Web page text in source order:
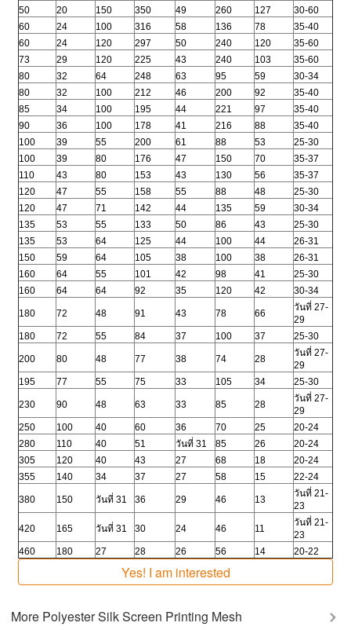
50
20 150 350 49 260 127
30-60
60
24 100 316 58 136 78
35-40
60
24 120 297 50 240 120
35-60
73
29 120 225 43 240 103
35-60
80
32 64 248 63 95 59
30-34
80
32 100 212 46 200 92
35-40
85
34 100 195 44 221 97
35-40
90
36 100 178 41 216 88
35-40
100
39 55 200 61 88 53
25-30
100
39 80 176 47 150 70
35-37
110
43 80 153 43 130 56
35-37
120
47 55 158 55 88 48
25-30
120
47 71 142 44 135 59
30-34
135
53 55 133 50 86 43
25-30
135
53 64 125 44 100 44
26-31
150
59 64 105 38 100 38
26-31
160
64 55 101 42 98 41
25-30
160
64 64 92 35 120 42 30-34
180 72 48 91 43 78 66
วันที่ 27-
29
180
72 55 84 37 100 37 25-30
200 80 48 77 38 74 28
วันที่ 27-
29
195
77 55 75 33 105 34 25-30
230 90 48 63 33 85 28
วันที่ 27-
29
250
100 40 60 36 70 25
20-24
280
110 40 51 วันที่ 31 85 26
20-24
305
120 40 43 27 68 18
20-24
355
140 34 37 27 58 15 22-24
380 150 วันที่ 31 36 29 46 13
วันที่ 21-
23
420 165 วันที่ 31 30 24 46 11
วันที่ 21-
23
460
180 27 28 26 56 14 20-22
Yes! I am interested
More Polyester Silk Screen Printing Mesh